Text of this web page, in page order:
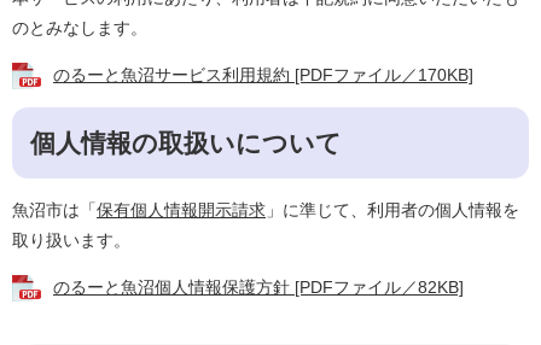
のとみなします。
のるーと魚沼サービス利用規約 [PDFファイル／170KB]
個人情報の取扱いについて
魚沼市は「保有個人情報開示請求 」に準じて、利用者の個人情報を
取り扱います。
のるーと魚沼個人情報保護方針 [PDFファイル／82KB]